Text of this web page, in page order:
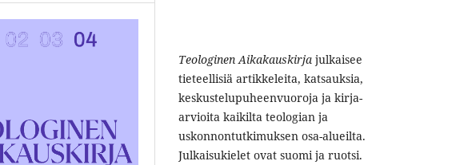
Teologinen Aikakauskirja julkaisee
tieteellisiä artikkeleita, katsauksia,
keskustelupuheenvuoroja ja kirja-
arvioita kaikilta teologian ja
uskonnontutkimuksen osa-alueilta.
Julkaisukielet ovat suomi ja ruotsi.